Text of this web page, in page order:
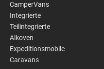
CamperVans
Integrierte
Teilintegrierte
Alkoven
Expeditionsmobile
Caravans